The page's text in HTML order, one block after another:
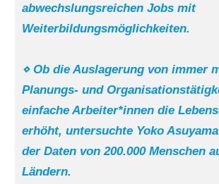
abwechslungsreichen Jobs mit
Weiterbildungsmöglichkeiten.
⋄ Ob die Auslagerung von immer
Planungs- und
einfache Arbeiter*innen die
erhöht, untersuchte Yoko
der Daten von 200.000 Menschen
Ländern.